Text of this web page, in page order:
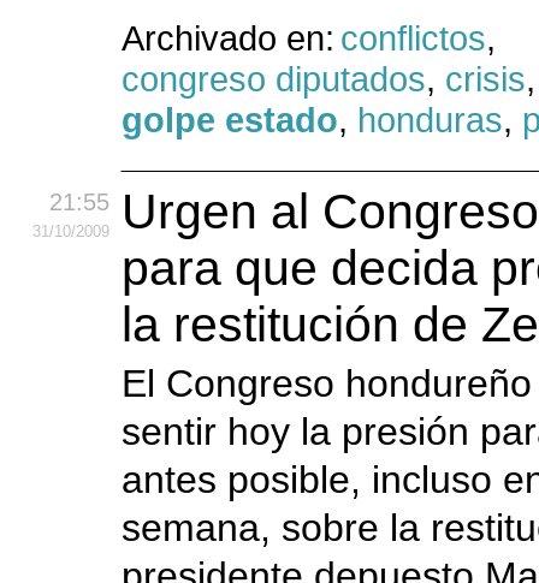
Archivado en: conflictos,
congreso diputados, crisis
golpe estado, honduras,
21:55
31/10/2009
Urgen al
para que decida
la restitución de
El Congreso
sentir hoy la presión
antes posible, incluso
semana, sobre la